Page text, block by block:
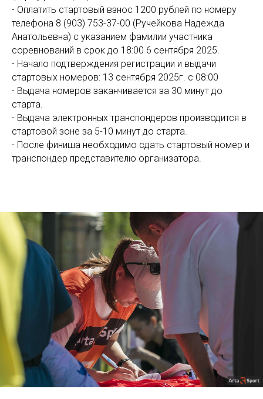
- Оплатить стартовый взнос 1200 рублей по номеру
телефона 8 (903) 753-37-00 (Ручейкова Надежда
Анатольевна) с указанием фамилии участника
соревнований в срок до 18:00 6 сентября 2025.
- Начало подтверждения регистрации и выдачи
стартовых номеров: 13 сентября 2025г. с 08:00
- Выдача номеров заканчивается за 30 минут до
старта.
- Выдача электронных транспондеров производится в
стартовой зоне за 5-10 минут до старта.
- После финиша необходимо сдать стартовый номер и
транспондер представителю организатора.